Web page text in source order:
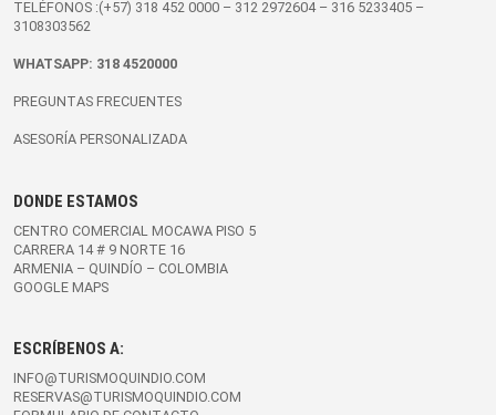
TELÉFONOS :(+57) 318 452 0000 – 312 2972604– 316 5233405 –
3108303562
WHATSAPP: 318 4520000
PREGUNTAS FRECUENTES
ASESORÍA PERSONALIZADA
DONDE ESTAMOS
CENTRO COMERCIAL MOCAWA PISO 5
CARRERA 14 # 9 NORTE 16
ARMENIA – QUINDÍO – COLOMBIA
GOOGLE MAPS
ESCRÍBENOS A:
INFO@TURISMOQUINDIO.COM
RESERVAS@TURISMOQUINDIO.COM